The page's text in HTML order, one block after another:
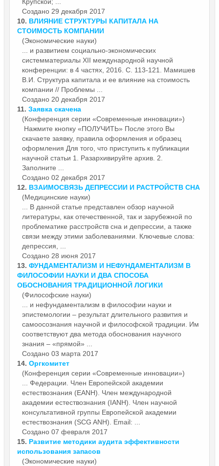
Создано 29 декабря 2017
10. ВЛИЯНИЕ СТРУКТУРЫ КАПИТАЛА НА
СТОИМОСТЬ КОМПАНИИ
(Экономические науки)
... и развитием социально-экономических
системматериалы XII международной научной
конференции: в 4 частях, 2016. С. 113-121. Мамишев
В.И. Структура капитала и ее влияние на стоимость
компании // Проблемы ...
Создано 20 декабря 2017
11. Заявка скачена
(Конференция серии «Современные инновации»)
Нажмите кнопку «ПОЛУЧИТЬ» После этого Вы
скачаете заявку, правила оформления и образец
оформления Для того, что приступить к публикации
научной статьи 1. Разархивируйте архив. 2.
Заполните ...
Создано 02 декабря 2017
12. ВЗАИМОСВЯЗЬ ДЕПРЕССИИ И РАСТРОЙСТВ СНА
(Медицинские науки)
... В данной статье представлен обзор научной
литературы, как отечественной, так и зарубежной по
проблематике расстройств сна и депрессии, а также
связи между этими заболеваниями. Ключевые слова:
депрессия, ...
Создано 28 июня 2017
13. ФУНДАМЕНТАЛИЗМ И НЕФУНДАМЕНТАЛИЗМ В
ФИЛОСОФИИ НАУКИ И ДВА СПОСОБА
ОБОСНОВАНИЯ ТРАДИЦИОННОЙ ЛОГИКИ
(Философские науки)
... и нефундаментализм в философии науки и
эпистемологии – результат длительного развития и
самоосознания научной и философской традиции. Им
соответствуют два метода обоснования научного
знания – «прямой» ...
Создано 03 марта 2017
14. Оргкомитет
(Конференция серии «Современные инновации»)
... Федерации. Член Европейской академии
естествознания (EANH). Член международной
академии естествознания (IANH). Член научной
консультативной группы Европейской академии
естествознания (SCG ANH). Email: ...
Создано 07 февраля 2017
15. Развитие методики аудита эффективности
использования запасов
(Экономические науки)